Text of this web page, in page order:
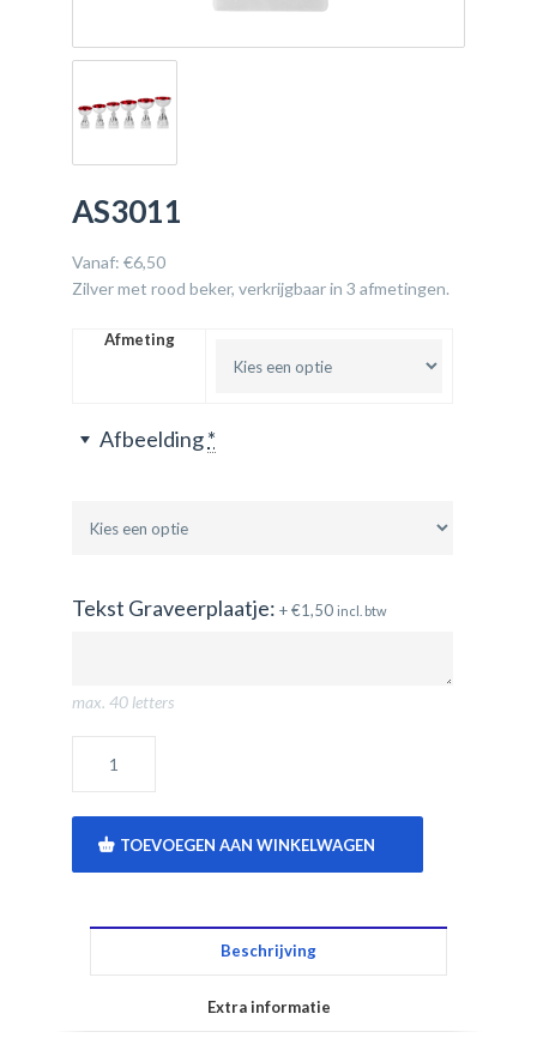
AS3011
Vanaf: €6,50
Zilver met rood beker, verkrijgbaar in 3 afmetingen.
Afmeting
Afbeelding*
Tekst Graveerplaatje: +€1,50 incl. btw
max. 40 letters
TOEVOEGEN AAN WINKELWAGEN
Beschrijving
Extra informatie